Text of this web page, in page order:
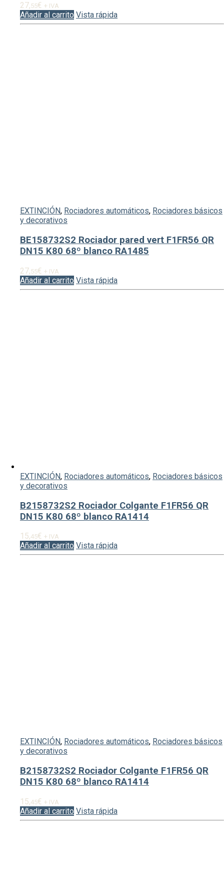
27,55€ + IVA
Añadir al carrito Vista rápida
EXTINCIÓN, Rociadores automáticos, Rociadores básicos
y decorativos
BE158732S2 Rociador pared vert F1FR56 QR
DN15 K80 68º blanco RA1485
27,55€ + IVA
Añadir al carrito Vista rápida
EXTINCIÓN, Rociadores automáticos, Rociadores básicos
y decorativos
B2158732S2 Rociador Colgante F1FR56 QR
DN15 K80 68º blanco RA1414
15,45€ + IVA
Añadir al carrito Vista rápida
EXTINCIÓN, Rociadores automáticos, Rociadores básicos
y decorativos
B2158732S2 Rociador Colgante F1FR56 QR
DN15 K80 68º blanco RA1414
15,45€ + IVA
Añadir al carrito Vista rápida